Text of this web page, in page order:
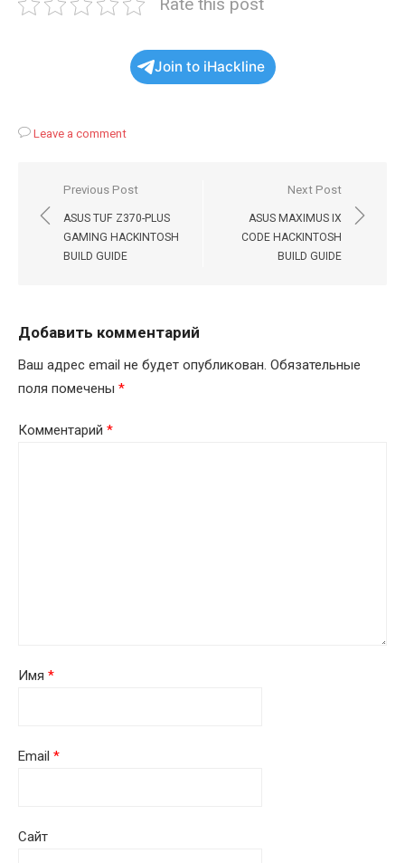
Join to iHackline
Leave a comment
Навигация
по
записям
Previous Post
ASUS TUF Z370-PLUS
GAMING HACKINTOSH
BUILD GUIDE
Next Post
ASUS MAXIMUS IX
CODE HACKINTOSH
BUILD GUIDE
Добавить комментарий
Ваш адрес email не будет опубликован. Обязательные
поля помечены *
Комментарий *
Имя *
Email *
Сайт